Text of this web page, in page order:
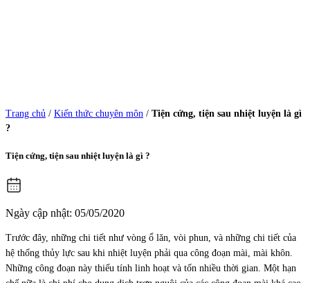
Trang chủ / Kiến thức chuyên môn / Tiện cứng, tiện sau nhiệt luyện là gì
?
Tiện cứng, tiện sau nhiệt luyện là gì ?
Ngày cập nhật: 05/05/2020
Trước đây, những chi tiết như vòng ổ lăn, vòi phun, và những chi tiết của
hệ thống thủy lực sau khi nhiệt luyện phải qua công đoạn mài, mài khôn.
Những công đoạn này thiếu tính linh hoạt và tốn nhiều thời gian. Một hạn